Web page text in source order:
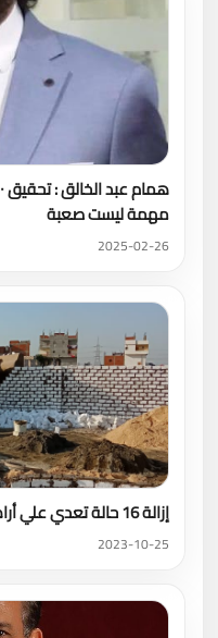
مهمة ليست صعبة
2025-02-26
إزالة 16 حالة تعدي علي أراضى زراعية بنطاق 6 مراكز بالبحيرة
2023-10-25